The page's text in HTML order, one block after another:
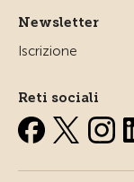
Newsletter
Iscrizione
Reti sociali